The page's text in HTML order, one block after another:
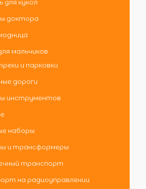
для кукол
доктора
мальчиков
и парковки
дороги
инструментов
наборы
и трансформеры
транспорт
на радиоуправлении